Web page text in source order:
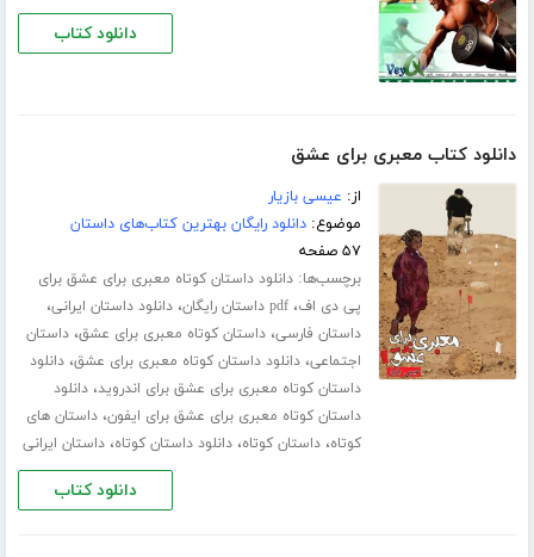
دانلود کتاب
دانلود کتاب معبری برای عشق
از: عیسی بازیار
موضوع:دانلود رایگان بهترین کتاب‌های داستان
۵۷ صفحه
برچسب‌ها:دانلود داستان کوتاه معبری برای عشق برای
پی دی اف،pdf داستان رایگان ،دانلود داستان ایرانی،
داستان فارسی،داستان کوتاه معبری برای عشق،داستان
اجتماعی،دانلود داستان کوتاه معبری برای عشق،دانلود
داستان کوتاه معبری برای عشق برای اندروید،دانلود
داستان کوتاه معبری برای عشق برای ایفون،داستان های
کوتاه،داستان کوتاه،دانلود داستان کوتاه،داستان ایرانی
دانلود کتاب